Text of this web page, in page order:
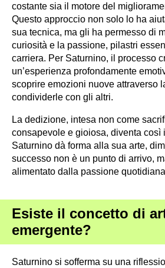
costante sia il motore del
Questo approccio non solo lo ha
sua tecnica, ma gli ha permesso di
curiosità e la passione, pilastri
carriera. Per Saturnino, il processo
un’esperienza profondamente
scoprire emozioni nuove attraverso
condividerle con gli altri.
La dedizione, intesa non come
consapevole e gioiosa, diventa così
Saturnino dà forma alla sua arte,
successo non è un punto di arrivo,
alimentato dalla passione
Esiste il concetto di
emergente?
Saturnino si sofferma su una